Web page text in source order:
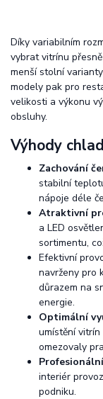
Díky variabilním
vybrat vitrínu
menší stolní
modely pak pro
velikosti a výkonu
obsluhy.
Výhody
Zachování
stabilní
nápoje déle
Atraktivní
a LED
sortimentu,
Efektivní
navrženy pro
důrazem na
energie.
Optimální
umístění
omezovaly
interiér
podniku.